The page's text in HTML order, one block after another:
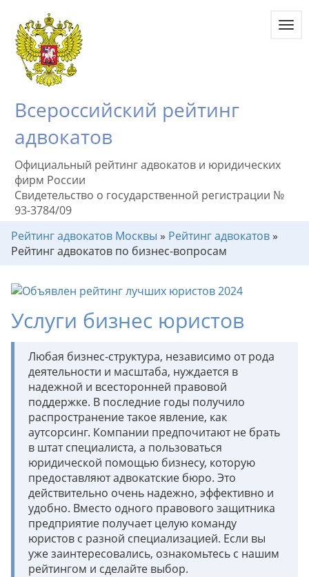
Всероссийский рейтинг
адвокатов
Официальный рейтинг адвокатов и юридических
фирм России
Свидетельство о государственной регистрации №
93-3784/09
Рейтинг адвокатов Москвы » Рейтинг адвокатов»
Рейтинг адвокатов по бизнес-вопросам
Услуги бизнес юристов
Любая бизнес-структура, независимо от рода
деятельности и масштаба, нуждается в
надежной и всесторонней правовой
поддержке. В последние годы получило
распространение такое явление, как
аутсорсинг. Компании предпочитают не брать
в штат специалиста, а пользоваться
юридической помощью бизнесу, которую
предоставляют адвокатские бюро. Это
действительно очень надежно, эффективно и
удобно. Вместо одного правового защитника
предприятие получает целую команду
юристов с разной специализацией. Если вы
уже заинтересовались, ознакомьтесь с нашим
рейтингом и сделайте выбор.